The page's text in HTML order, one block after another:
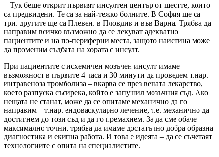
– Тук беше открит първият инсултен център от шестте, които
са предвидени. Те са за най-тежко болните. В София ще са
три, другите ще са Плевен, в Пловдив и във Варна. Трябва да
направим всичко възможно да се лекуват адекватно
пациентите и на по-периферни места, защото наистина може
да променим съдбата на хората с инсулт.
При пациентите с исхемичен мозъчен инсулт имаме
възможност в първите 4 часа и 30 минути да проведем т.нар.
интравеноза тромболиза – вкарва се през вената лекарство,
което разпуска съсирека, който е запушил мозъчния съд. Ако
нещата не станат, може да се опитаме механично да го
направим – т.нар. ендоваскуларно лечение, т.е. механично да
достигнем до този съд и да го премахнем. За да сме обаче
максимално точни, трябва да имаме достатъчно добра образна
диагностика и екипна работа. И това е идеята – да се съчетаят
технологиите с опита на специалистите.